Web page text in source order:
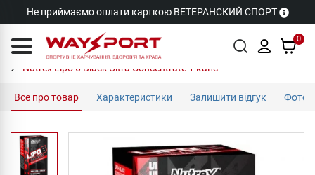
Не приймаємо оплати карткою ВЕТЕРАНСКИЙ СПОРТ
0
Nutrex Lipo 6 Black Ultra Concentrate 1 капс
Все про товар Характеристики Залишити відгук Фото